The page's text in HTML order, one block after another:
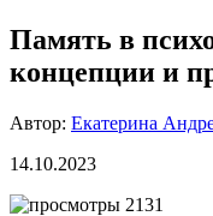
Память в
концепции и
Автор: Екатерина
14.10.2023
2131